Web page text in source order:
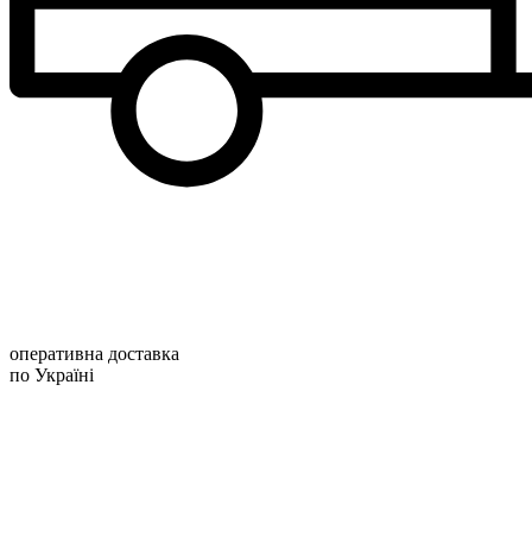
оперативна доставка
по Україні